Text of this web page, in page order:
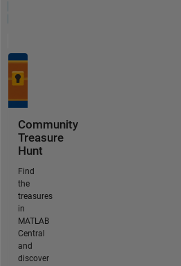
Community
Treasure
Hunt
Find
the
treasures
in
MATLAB
Central
and
discover